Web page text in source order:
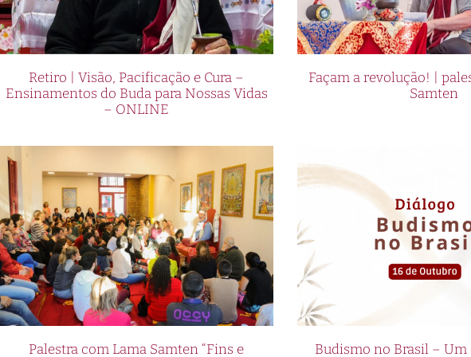
jogos, o Pin Up Casino oferece uma experiência
oportunidade de participar das Noites Temáticas
dessa experiência incrível.
Explorando as noites temáticas do Pin
música jazz e jogos de cassino
O jazz e os jogos de cassino sempre foram uma
os amantes dessas duas paixões podem
Casino. Com uma atmosfera única e envolvente,
de jogo emocionante, combinada com a magia do
uma seleção de jogos de cassino de alta
suave e envolvente do jazz brasileiro.
As noites temáticas no Pin Up Casino são uma
combinando música, jogos e entretenimento em
Retiro | Visão, Pacificação e Cura –
Ensinamentos do Buda para Nossas Vidas
– ONLINE
Façam a revolução! |
Samten
Palestra com Lama Samten “Fins e
Budismo no Brasil –